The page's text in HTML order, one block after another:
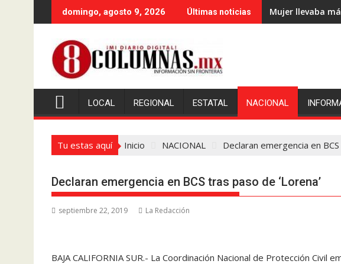
al
domingo, agosto 9, 2026 Últimas noticias Mujer llevaba
LOCAL REGIONAL ESTATAL NACIONAL
Tu estas aquí Inicio NACIONAL Declaran emergencia en
Declaran emergencia en BCS tras paso de ‘Lorena’
septiembre 22, 2019 La Redacción
BAJA CALIFORNIA SUR.- La Coordinación Nacional de Protección Civil